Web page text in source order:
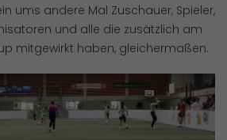
ums andere Mal Zuschauer, Spieler,
und alle die zusätzlich am
mitgewirkt haben, gleichermaßen.